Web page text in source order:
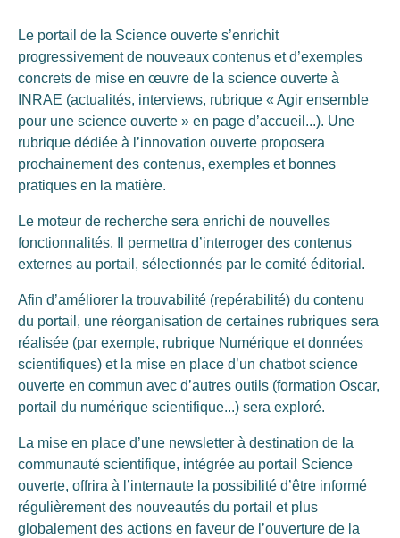
Le portail de la Science ouverte s’enrichit
progressivement de nouveaux contenus et d’exemples
concrets de mise en œuvre de la science ouverte à
INRAE (actualités, interviews, rubrique « Agir ensemble
pour une science ouverte » en page d’accueil...). Une
rubrique dédiée à l’innovation ouverte proposera
prochainement des contenus, exemples et bonnes
pratiques en la matière.
Le moteur de recherche sera enrichi de nouvelles
fonctionnalités. Il permettra d’interroger des contenus
externes au portail, sélectionnés par le comité éditorial.
Afin d’améliorer la trouvabilité (repérabilité) du contenu
du portail, une réorganisation de certaines rubriques sera
réalisée (par exemple, rubrique Numérique et données
scientifiques) et la mise en place d’un chatbot science
ouverte en commun avec d’autres outils (formation Oscar,
portail du numérique scientifique...) sera exploré.
La mise en place d’une newsletter à destination de la
communauté scientifique, intégrée au portail Science
ouverte, offrira à l’internaute la possibilité d’être informé
régulièrement des nouveautés du portail et plus
globalement des actions en faveur de l’ouverture de la